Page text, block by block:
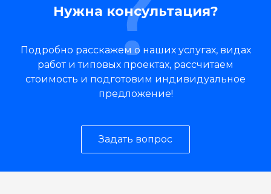
Нужна консультация?
Подробно расскажем о наших услугах, видах
работ и типовых проектах, рассчитаем
стоимость и подготовим индивидуальное
предложение!
Задать вопрос